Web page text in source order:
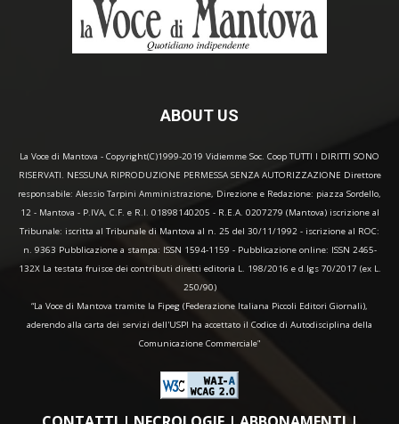
ABOUT US
La Voce di Mantova - Copyright(C)1999-2019 Vidiemme Soc. Coop TUTTI I DIRITTI SONO
RISERVATI. NESSUNA RIPRODUZIONE PERMESSA SENZA AUTORIZZAZIONE Direttore
responsabile: Alessio Tarpini Amministrazione, Direzione e Redazione: piazza Sordello,
12 - Mantova - P.IVA, C.F. e R.I. 01898140205 - R.E.A. 0207279 (Mantova) iscrizione al
Tribunale: iscritta al Tribunale di Mantova al n. 25 del 30/11/1992 - iscrizione al ROC:
n. 9363 Pubblicazione a stampa: ISSN 1594-1159 - Pubblicazione online: ISSN 2465-
132X La testata fruisce dei contributi diretti editoria L. 198/2016 e d.lgs 70/2017 (ex L.
250/90)
“La Voce di Mantova tramite la Fipeg (Federazione Italiana Piccoli Editori Giornali),
aderendo alla carta dei servizi dell'USPI ha accettato il Codice di Autodisciplina della
Comunicazione Commerciale"